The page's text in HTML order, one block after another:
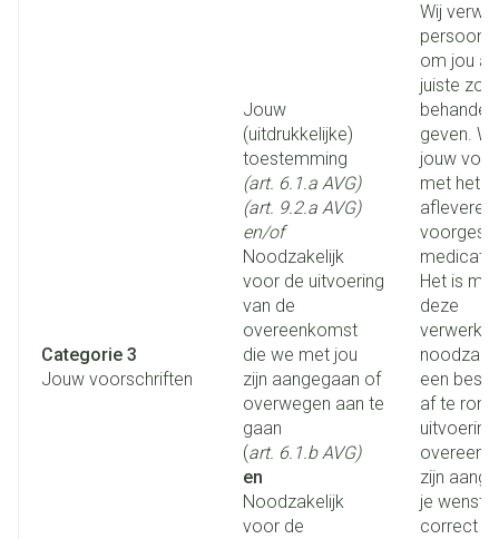
Categorie 3
Jouw voorschriften
Jouw
(uitdrukkelijke)
toestemming
(art. 6.1.a AVG)
(art. 9.2.a AVG)
en/of
Noodzakelijk
voor de uitvoering
van de
overeenkomst
die we met jou
zijn aangegaan of
overwegen aan te
gaan
(art. 6.1.b AVG)
en
Noodzakelijk
voor de
Wij
om jou
juiste
geven.
jouw
met het
afleveren
Het is
deze
een
af te
zijn
je wenst
correct